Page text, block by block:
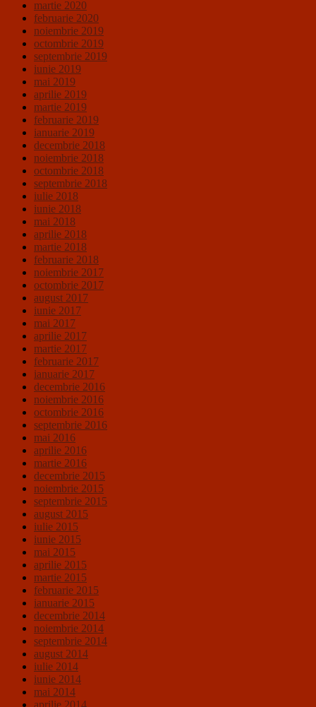
martie 2020
februarie 2020
noiembrie 2019
octombrie 2019
septembrie 2019
iunie 2019
mai 2019
aprilie 2019
martie 2019
februarie 2019
ianuarie 2019
decembrie 2018
noiembrie 2018
octombrie 2018
septembrie 2018
iulie 2018
iunie 2018
mai 2018
aprilie 2018
martie 2018
februarie 2018
noiembrie 2017
octombrie 2017
august 2017
iunie 2017
mai 2017
aprilie 2017
martie 2017
februarie 2017
ianuarie 2017
decembrie 2016
noiembrie 2016
octombrie 2016
septembrie 2016
mai 2016
aprilie 2016
martie 2016
decembrie 2015
noiembrie 2015
septembrie 2015
august 2015
iulie 2015
iunie 2015
mai 2015
aprilie 2015
martie 2015
februarie 2015
ianuarie 2015
decembrie 2014
noiembrie 2014
septembrie 2014
august 2014
iulie 2014
iunie 2014
mai 2014
aprilie 2014